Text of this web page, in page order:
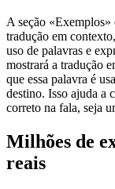
A seção
tradução em
uso de palavras e
mostrará a tradução
que essa palavra é
destino. Isso ajuda a
correto na fala, seja
Milhões de
reais